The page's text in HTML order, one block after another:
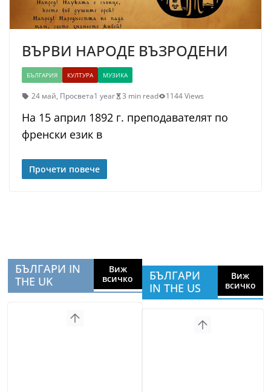
ВЪРВИ НАРОДЕ ВЪЗРОДЕНИ
БЪЛГАРИЯ КУЛТУРА МУЗИКА
24 май, Просвета1 year 3 min read 1144 Views
На 15 април 1892 г. преподавателят по
френски език в
Прочети повече
БЪЛГАРИ IN
THE UK
Виж
всичко
БЪЛГАРИ
IN THE US
Виж
всичко